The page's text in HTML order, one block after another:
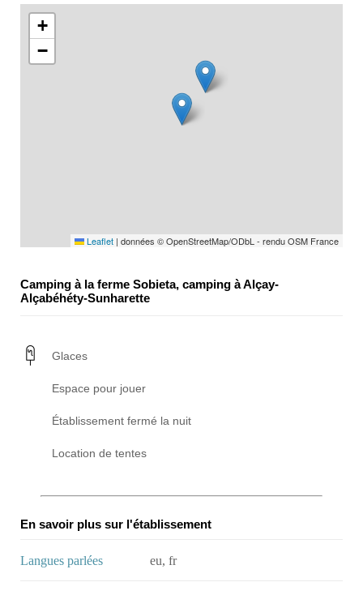
+
−
Leaflet | données © OpenStreetMap/ODbL - rendu OSM France
Camping à la ferme Sobieta, camping à Alçay-
Alçabéhéty-Sunharette
Glaces
Espace pour jouer
Établissement fermé la nuit
Location de tentes
En savoir plus sur l'établissement
Langues parlées eu, fr